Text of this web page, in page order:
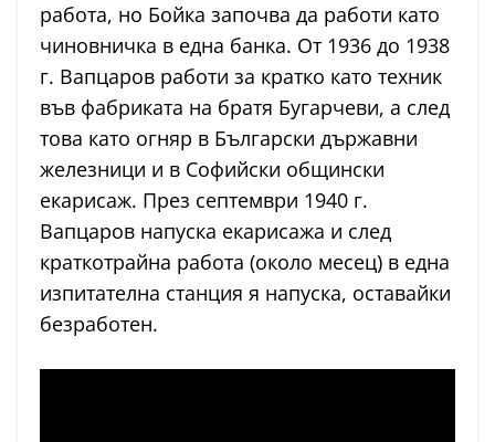
работа, но Бойка започва да работи като
чиновничка в една банка. От 1936 до 1938
г. Вапцаров работи за кратко като техник
във фабриката на братя Бугарчеви, а след
това като огняр в Български държавни
железници и в Софийски общински
екарисаж. През септември 1940 г.
Вапцаров напуска екарисажа и след
краткотрайна работа (около месец) в една
изпитателна станция я напуска, оставайки
безработен.